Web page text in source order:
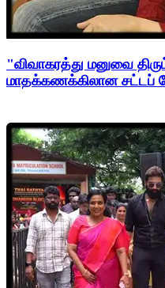
"விவாகரத்து மனுவை
மாதக்கணக்கிலான சட்டப்